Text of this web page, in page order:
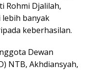
Rohmi Djalilah,
lebih banyak
keberhasilan.
Dewan
NTB, Akhdiansyah,